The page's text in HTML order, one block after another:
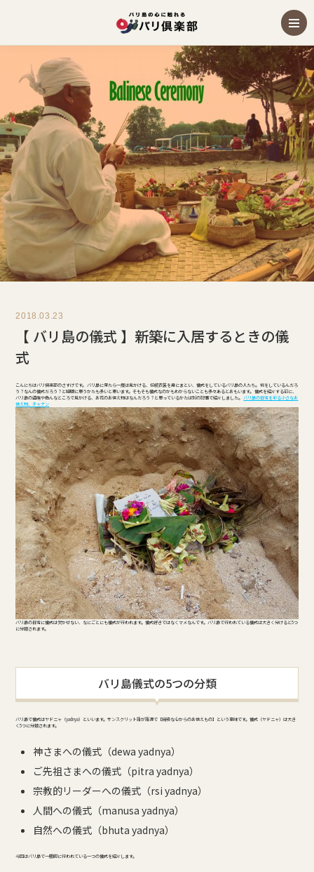
2018.03.23
【 バリ島の儀式 】新築に入居するときの儀
式
こんにちはバリ倶楽部のさすけです。 バリ島に来たら一度は見かける、伝統衣装を身にまとい、儀式をしているバリ島の人たち。 何をしているんだろ
う？なんの儀式だろう？と疑問に思うかたも多いと思います。そもそも儀式なのかもわからないことも多々あるとおもいます。 儀式を紹介する前に、
バリ島の道端や色んなところで見かける、お花のお供え物はなんだろう？と思っているかたは別の記事で紹介しました。バリ島の日常を彩る小さなお
供え物、チャナン
バリ島の日常に儀式は欠かせない、なにごとにも儀式が行われます。儀式好きではなくマメなんです。バリ島で行われている儀式は大きく分けると5つ
に分類されます。
バリ島儀式の5つの分類
バリ島で儀式はヤドニャ（yadnya）といいます。サンスクリット語が語源で【純粋な心からのお供えもの】という意味です。儀式（ヤドニャ）は大き
く5つに分類されます。
神さまへの儀式（dewa yadnya）
ご先祖さまへの儀式（pitra yadnya）
宗教的リーダーへの儀式（rsi yadnya）
人間への儀式（manusa yadnya）
自然への儀式（bhuta yadnya）
今回はバリ島で一般的に行われている一つの儀式を紹介します。